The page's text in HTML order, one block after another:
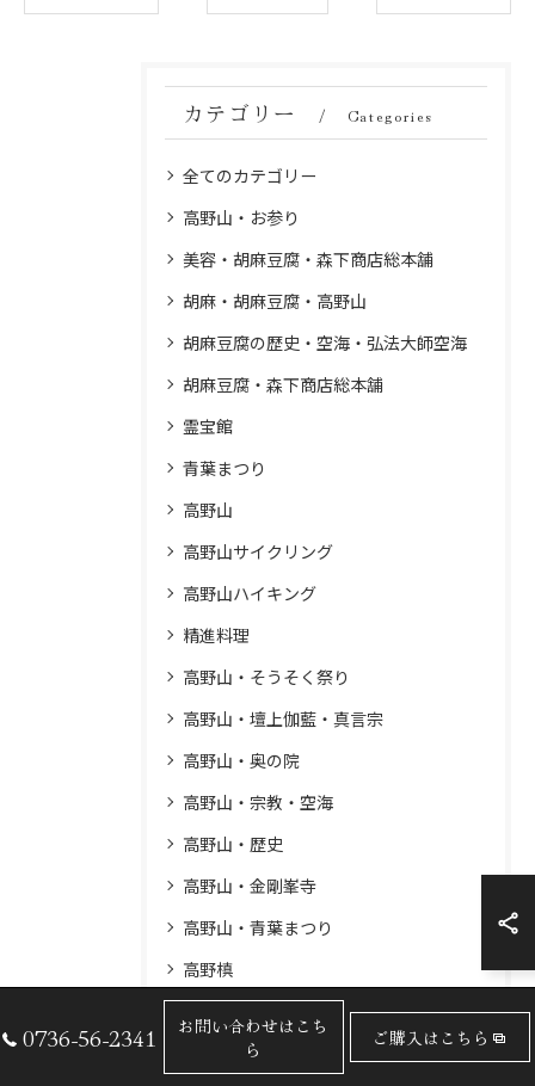
カテゴリー Categories
全てのカテゴリー
高野山・お参り
美容・胡麻豆腐・森下商店総本舗
胡麻・胡麻豆腐・高野山
胡麻豆腐の歴史・空海・弘法大師空海
胡麻豆腐・森下商店総本舗
霊宝館
青葉まつり
高野山
高野山サイクリング
高野山ハイキング
精進料理
高野山・そうそく祭り
高野山・壇上伽藍・真言宗
高野山・奥の院
高野山・宗教・空海
高野山・歴史
高野山・金剛峯寺
高野山・青葉まつり
高野槙
0736-56-2341
お問い合わせはこち
ら
ご購入はこちら